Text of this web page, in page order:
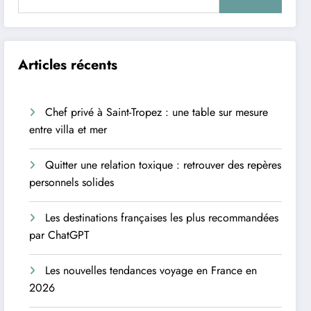
Articles récents
Chef privé à Saint-Tropez : une table sur mesure
entre villa et mer
Quitter une relation toxique : retrouver des repères
personnels solides
Les destinations françaises les plus recommandées
par ChatGPT
Les nouvelles tendances voyage en France en
2026